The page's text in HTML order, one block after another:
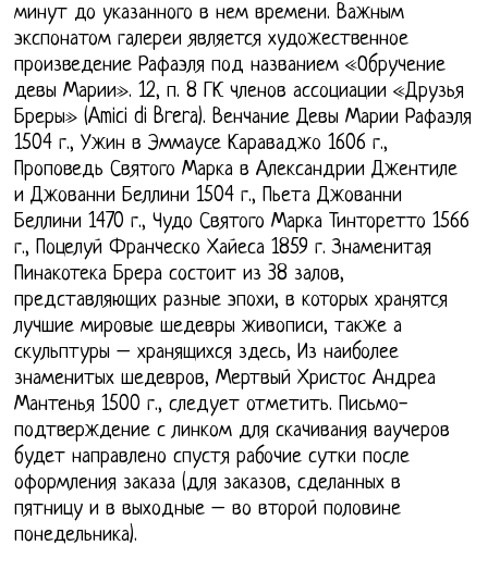
минут до указанного в нем времени. Важным
экспонатом галереи является художественное
произведение Рафаэля под названием «Обручение
девы Марии». 12, п. 8 ГК членов ассоциации «Друзья
Бреры» (Amici di Brera). Венчание Девы Марии Рафаэля
1504 г., Ужин в Эммаусе Караваджо 1606 г.,
Проповедь Святого Марка в Александрии Джентиле
и Джованни Беллини 1504 г., Пьета Джованни
Беллини 1470 г., Чудо Святого Марка Тинторетто 1566
г., Поцелуй Франческо Хайеса 1859 г. Знаменитая
Пинакотека Брера состоит из 38 залов,
представляющих разные эпохи, в которых хранятся
лучшие мировые шедевры живописи, также а
скульптуры – хранящихся здесь, Из наиболее
знаменитых шедевров, Мертвый Христос Андреа
Мантенья 1500 г., следует отметить. Письмо-
подтверждение с линком для скачивания ваучеров
будет направлено спустя рабочие сутки после
оформления заказа (для заказов, сделанных в
пятницу и в выходные – во второй половине
понедельника).